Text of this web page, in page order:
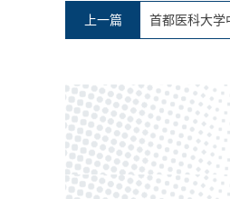
上一篇 首都医科大学